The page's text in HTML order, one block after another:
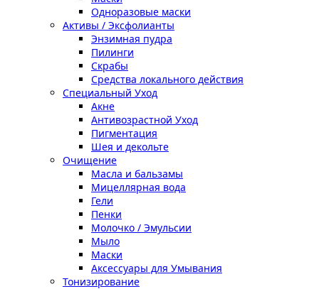
Одноразовые маски
Активы / Эксфолианты
Энзимная пудра
Пилинги
Скрабы
Средства локального действия
Специальный Уход
Акне
Антивозрастной Уход
Пигментация
Шея и декольте
Очищение
Масла и бальзамы
Мицеллярная вода
Гели
Пенки
Молочко / Эмульсии
Мыло
Маски
Аксессуары для Умывания
Тонизирование